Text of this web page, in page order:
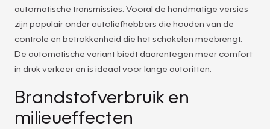
automatische transmissies. Vooral de handmatige versies
zijn populair onder autoliefhebbers die houden van de
controle en betrokkenheid die het schakelen meebrengt.
De automatische variant biedt daarentegen meer comfort
in druk verkeer en is ideaal voor lange autoritten.
Brandstofverbruik en
milieueffecten